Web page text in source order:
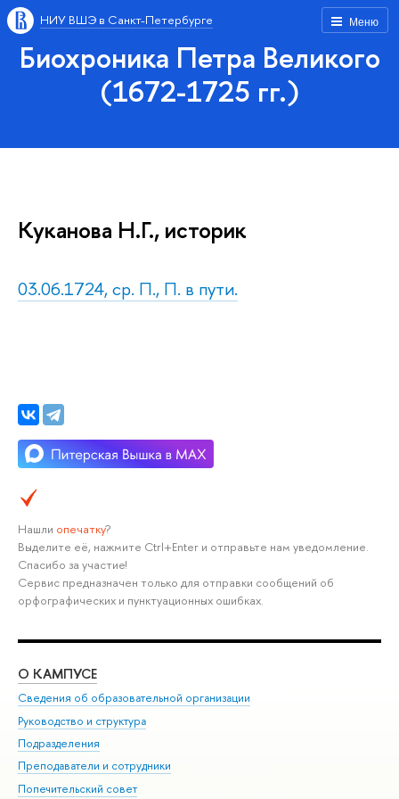
Меню
НИУ ВШЭ в Санкт-Петербурге
Биохроника Петра Великого
(1672-1725 гг.)
Куканова Н.Г., историк
03.06.1724, ср. П., П. в пути.
Нашли опечатку?
Выделите её, нажмите Ctrl+Enter и отправьте нам уведомление.
Спасибо за участие!
Сервис предназначен только для отправки сообщений об
орфографических и пунктуационных ошибках.
О КАМПУСЕ
Сведения об образовательной организации
Руководство и структура
Подразделения
Преподаватели и сотрудники
Попечительский совет